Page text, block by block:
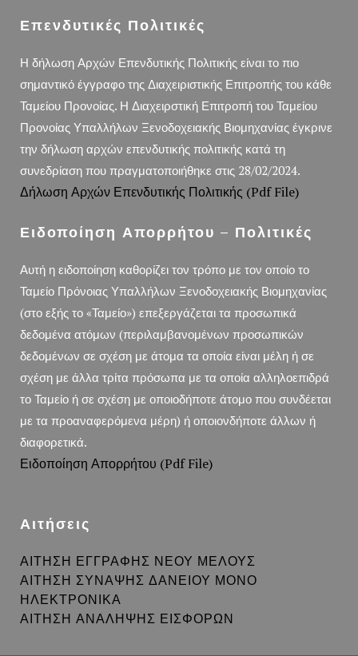
Επενδυτικές Πολιτικές
Η δήλωση Αρχών Επενδυτικής Πολιτικής είναι το πιο
σημαντικό έγγραφο της Διαχειριστικής Επιτροπής του κάθε
Ταμείου Προνοίας. Η Διαχειρστική Επιτροπή του Ταμείου
Προνοίας Υπαλλήλων Ξενοδοχειακής Βιομηχανίας έγκρινε
την δήλωση αρχών επενδυτικής πολιτικής κατά τη
συνεδρίαση που πραγματοποιήθηκε στις 28/02/2024.
Δήλωση Αρχών Επενδυτικής Πολιτικής (pdf File)
Ειδοποίηση Απορρήτου – Πολιτικές
Αυτή η ειδοποίηση καθορίζει τον τρόπο με τον οποίο το
Ταμείο Πρόνοιας Υπαλλήλων Ξενοδοχειακής Βιομηχανίας
(στο εξής το «Ταμείο») επεξεργάζεται τα προσωπικά
δεδομένα ατόμων (περιλαμβανομένων προσωπικών
δεδομένων σε σχέση με άτομα τα οποία είναι μέλη ή σε
σχέση με άλλα τρίτα πρόσωπα με τα οποία αλληλοεπιδρά
το Ταμείο ή σε σχέση με οποιοδήποτε άτομο που συνδέεται
με τα προαναφερόμενα μέρη) ή οποιονδήποτε άλλων ή
διαφορετικά.
Ειδοποίηση Απορρήτου (pdf File)
Αιτήσεις
ΑΙΤΗΣΗ ΕΓΓΡΑΦΗΣ ΝΕΟΥ ΜΕΛΟΥΣ
ΑΙΤΗΣΗ ΣΥΝΑΨΗΣ ΔΑΝΕΙΟΥ ΜΟΝΟ
ΗΛΕΚΤΡΟΝΙΚΑ
ΑΙΤΗΣΗ ΑΝΑΛΗΨΗΣ ΕΙΣΦΟΡΩΝ